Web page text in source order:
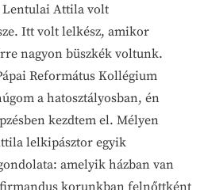
Attila volt
Itt volt lelkész, amikor
nagyon büszkék voltunk.
Református Kollégium
a hatosztályosban, én
kezdtem el. Mélyen
lelkipásztor egyik
amelyik házban van
korunkban felnőttként